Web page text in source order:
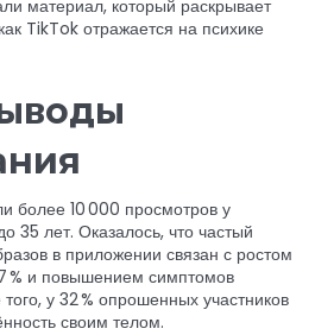
материал, который раскрывает
TikTok отражается на психике
более 10 000 просмотров у
35 лет. Оказалось, что частый
в приложении связан с ростом
% и повышением симптомов
у 32 % опрошенных участников
своим телом.